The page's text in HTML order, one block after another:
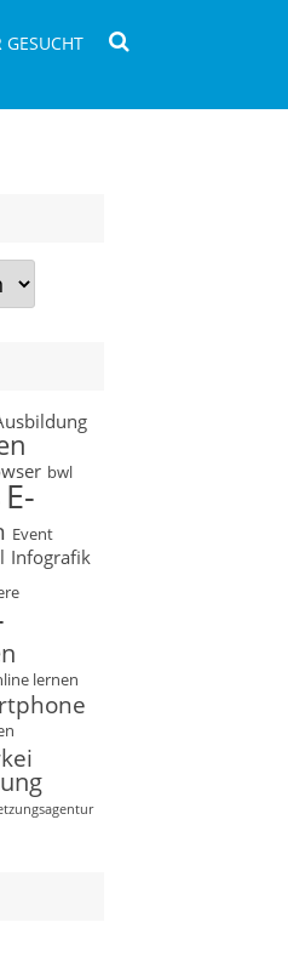
GESUCHT
bwl
E-
Event
Infografik
lernen